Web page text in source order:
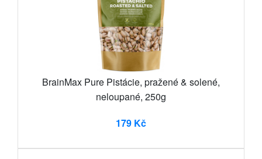
BrainMax Pure Pistácie, pražené & solené,
neloupané, 250g
179 Kč